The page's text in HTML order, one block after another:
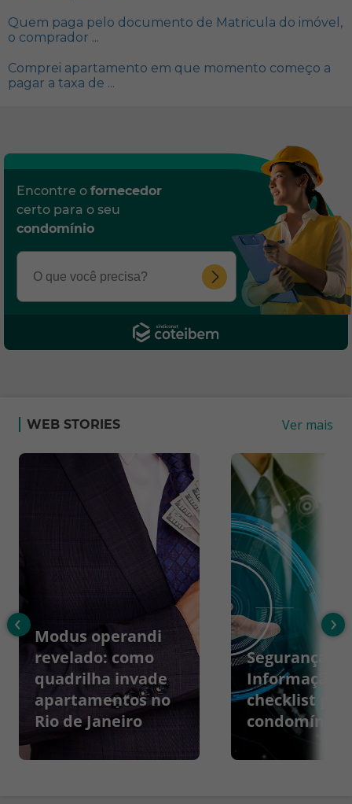
Quem paga pelo documento de Matricula do imóvel,
o comprador ...
Comprei apartamento em que momento começo a
pagar a taxa de ...
Encontre o fornecedor
certo para o seu
condomínio
WEB STORIES Ver mais
Modus operandi
revelado: como
quadrilha invade
apartamentos no
Rio de Janeiro
Segurança da
Informação:
checklist
condomínios
‹ ›